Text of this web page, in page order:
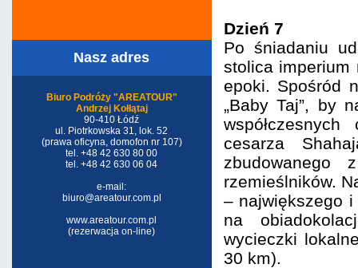
Nasz adres
Biuro Podróży "AREATOUR"
Andrzej Kołłątaj
90-410 Łódź
ul. Piotrkowska 31, lok. 52
(prawa oficyna, domofon nr 107)
tel. +48 42 630 80 00
tel. +48 42 630 06 04
e-mail:
biuro@areatour.com.pl
www.areatour.com.pl
(rezerwacja on-line)
Dzień 7
Po śniadaniu
stolica imperium
epoki. Spośród
„Baby Taj”, by
cesarza
rzemieślników.
– największego i
na
wycieczki
30 km).